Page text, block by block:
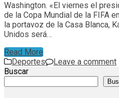
Washington. «El viernes el
de la Copa Mundial de la FIFA
la portavoz de la Casa Blanca,
Unidos será…
Read More
Deportes
Leave a comment
Buscar